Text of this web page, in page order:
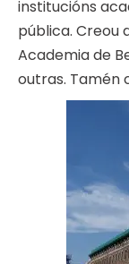
institucións
pública. Creou
Academia de
outras. Tamén